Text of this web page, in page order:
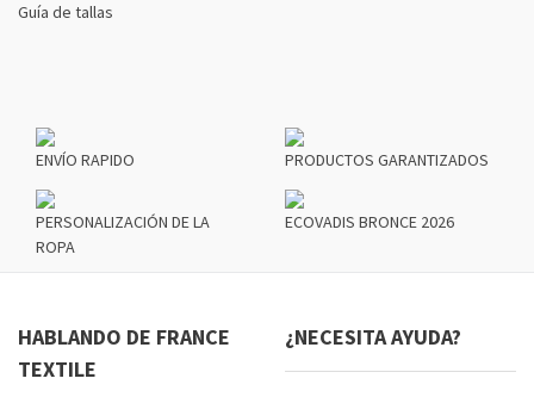
Guía de tallas
ENVÍO RAPIDO PRODUCTOS GARANTIZADOS
PERSONALIZACIÓN DE LA
ROPA
ECOVADIS BRONCE 2026
HABLANDO DE FRANCE
TEXTILE
¿NECESITA AYUDA?